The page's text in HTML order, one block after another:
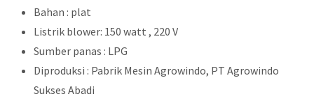
Bahan : plat
Listrik blower: 150 watt , 220 V
Sumber panas : LPG
Diproduksi : Pabrik Mesin Agrowindo, PT Agrowindo
Sukses Abadi